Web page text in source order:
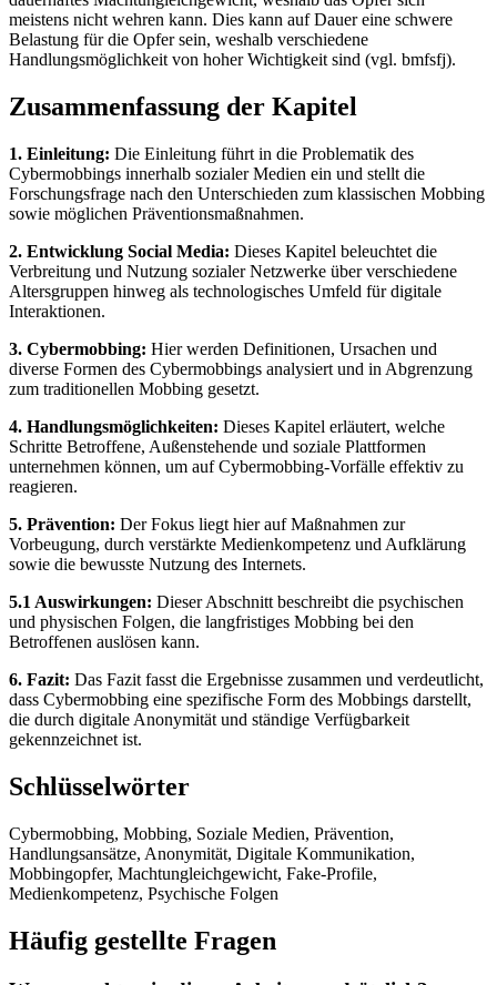
meistens nicht wehren kann. Dies kann auf Dauer eine schwere
Belastung für die Opfer sein, weshalb verschiedene
Handlungsmöglichkeit von hoher Wichtigkeit sind (vgl. bmfsfj).
Zusammenfassung der Kapitel
1. Einleitung: Die Einleitung führt in die Problematik des
Cybermobbings innerhalb sozialer Medien ein und stellt die
Forschungsfrage nach den Unterschieden zum klassischen Mobbing
sowie möglichen Präventionsmaßnahmen.
2. Entwicklung Social Media: Dieses Kapitel beleuchtet die
Verbreitung und Nutzung sozialer Netzwerke über verschiedene
Altersgruppen hinweg als technologisches Umfeld für digitale
Interaktionen.
3. Cybermobbing: Hier werden Definitionen, Ursachen und
diverse Formen des Cybermobbings analysiert und in Abgrenzung
zum traditionellen Mobbing gesetzt.
4. Handlungsmöglichkeiten: Dieses Kapitel erläutert, welche
Schritte Betroffene, Außenstehende und soziale Plattformen
unternehmen können, um auf Cybermobbing-Vorfälle effektiv zu
reagieren.
5. Prävention: Der Fokus liegt hier auf Maßnahmen zur
Vorbeugung, durch verstärkte Medienkompetenz und Aufklärung
sowie die bewusste Nutzung des Internets.
5.1 Auswirkungen: Dieser Abschnitt beschreibt die psychischen
und physischen Folgen, die langfristiges Mobbing bei den
Betroffenen auslösen kann.
6. Fazit: Das Fazit fasst die Ergebnisse zusammen und verdeutlicht,
dass Cybermobbing eine spezifische Form des Mobbings darstellt,
die durch digitale Anonymität und ständige Verfügbarkeit
gekennzeichnet ist.
Schlüsselwörter
Cybermobbing, Mobbing, Soziale Medien, Prävention,
Handlungsansätze, Anonymität, Digitale Kommunikation,
Mobbingopfer, Machtungleichgewicht, Fake-Profile,
Medienkompetenz, Psychische Folgen
Häufig gestellte Fragen